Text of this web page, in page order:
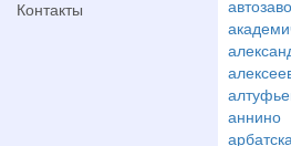
Контакты
аннино